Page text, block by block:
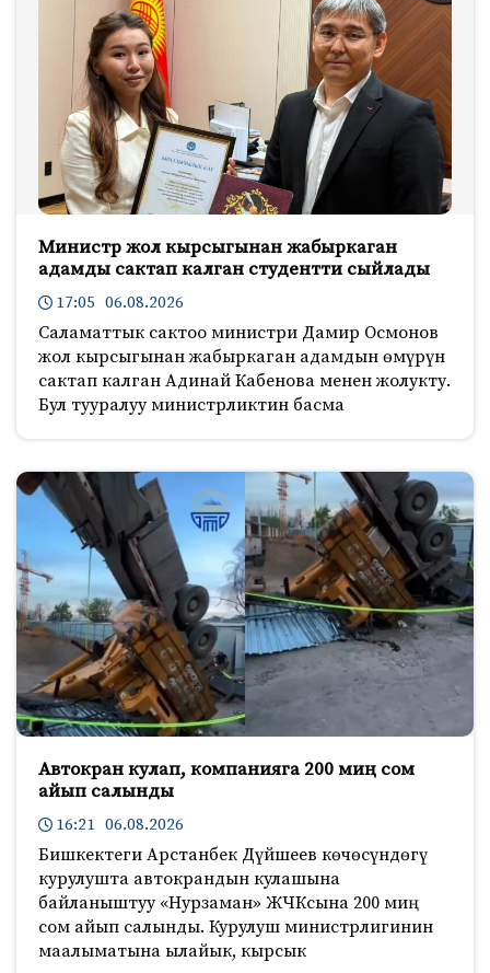
Министр жол кырсыгынан жабыркаган
адамды сактап калган студентти сыйлады
17:05 06.08.2026
Саламаттык сактоо министри Дамир Осмонов
жол кырсыгынан жабыркаган адамдын өмүрүн
сактап калган Адинай Кабенова менен жолукту.
Бул тууралуу министрликтин басма
Автокран кулап, компанияга 200 миң сом
айып салынды
16:21 06.08.2026
Бишкектеги Арстанбек Дүйшеев көчөсүндөгү
курулушта автокрандын кулашына
байланыштуу «Нурзаман» ЖЧКсына 200 миң
сом айып салынды. Курулуш министрлигинин
маалыматына ылайык, кырсык